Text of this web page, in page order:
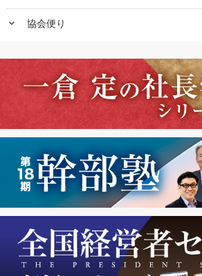
keyboard_arrow_down 協会便り